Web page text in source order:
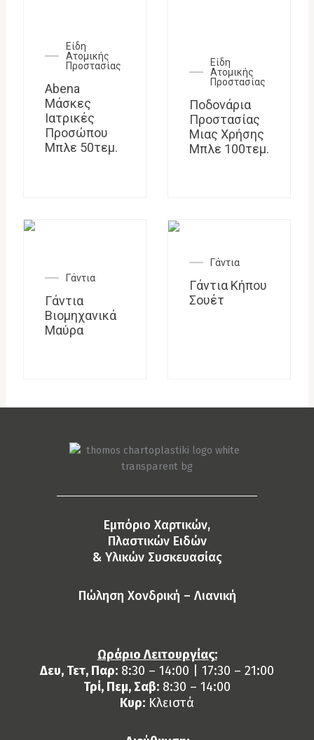
Είδη
Ατομικής
Προστασίας
Abena
Μάσκες
Ιατρικές
Προσώπου
Μπλε 50τεμ.
Είδη
Ατομικής
Προστασίας
Ποδονάρια
Προστασίας
Μιας Χρήσης
Μπλε 100τεμ.
Γάντια
Γάντια
Βιομηχανικά
Μαύρα
Γάντια
Γάντια Κήπου
Σουέτ
Eμπόριο Χαρτικών,
Πλαστικών Ειδών
& Yλικών Συσκευασίας
Πώληση Χονδρική – Λιανική
Ωράριο Λειτουργίας:
Δευ, Τετ, Παρ: 8:30 – 14:00 | 17:30 – 21:00
Τρί, Πεμ, Σαβ: 8:30 – 14:00
Κυρ: Κλειστά